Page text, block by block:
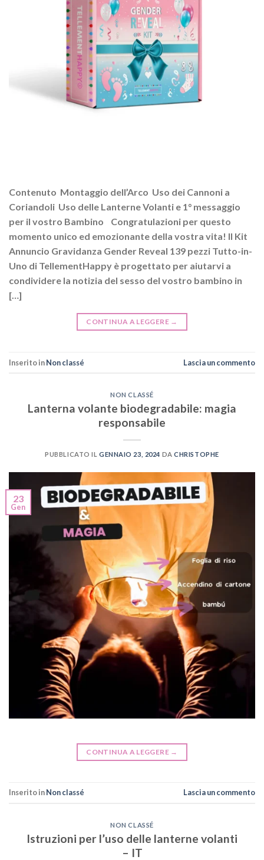
Contenuto Montaggio dell’Arco Uso dei Cannoni a
Coriandoli Uso delle Lanterne Volanti e 1° messaggio
per il vostro Bambino Congratulazioni per questo
momento unico ed emozionante della vostra vita! Il Kit
Annuncio Gravidanza Gender Reveal 139 pezzi Tutto-in-
Uno di TellementHappy è progettato per aiutarvi a
condividere la notizia del sesso del vostro bambino in
[…]
CONTINUA A LEGGERE →
Inserito inNon classé Lascia un commento
NON CLASSÉ
Lanterna volante biodegradabile: magia
responsabile
PUBBLICATO IL GENNAIO 23, 2024 DACHRISTOPHE
23
Gen
CONTINUA A LEGGERE →
Inserito inNon classé Lascia un commento
NON CLASSÉ
Istruzioni per l’uso delle lanterne volanti
– IT